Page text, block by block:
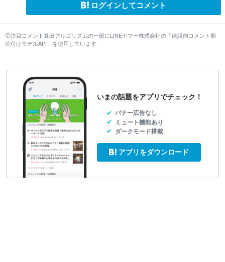
ログインしてコメント
注目コメント算出アルゴリズムの一部にLINEヤフー株式会社の「建設的コメント順
位付けモデルAPI」を使用しています
いまの話題をアプリでチェック！
バナー広告なし
ミュート機能あり
ダークモード搭載
アプリをダウンロード